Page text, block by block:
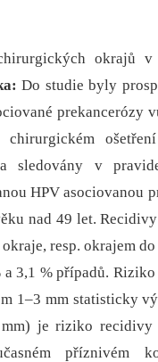
okrajů
Do studie byly
prekancerózy
sledovány v
HPV asociovanou
nad 49 let.
resp. okrajem
3,1 % případů.
1–3 mm statisticky
je riziko recidivy
příznivém